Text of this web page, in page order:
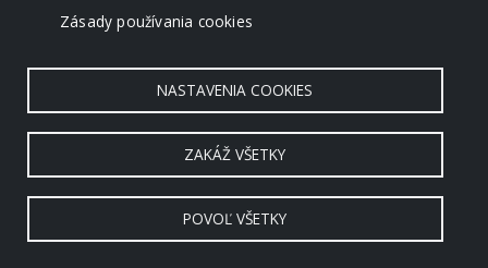
Copyright © 2006 - 2026 by crevko
Zásady používania cookies
NASTAVENIA COOKIES
ZAKÁŽ VŠETKY
POVOĽ VŠETKY